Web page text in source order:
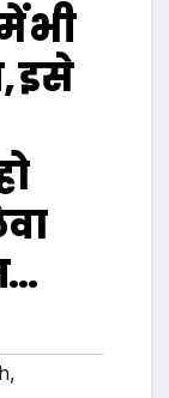
भी
इसे
,